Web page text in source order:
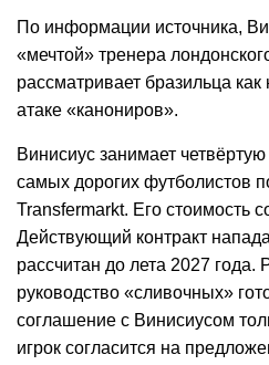
По информации источника,
«мечтой» тренера
рассматривает бразильца
атаке «канониров».
Винисиус занимает четвёртую
самых дорогих футболистов
Transfermarkt. Его стоимость
Действующий контракт
рассчитан до лета 2027 года.
руководство «сливочных»
соглашение с Винисиусом
игрок согласится на